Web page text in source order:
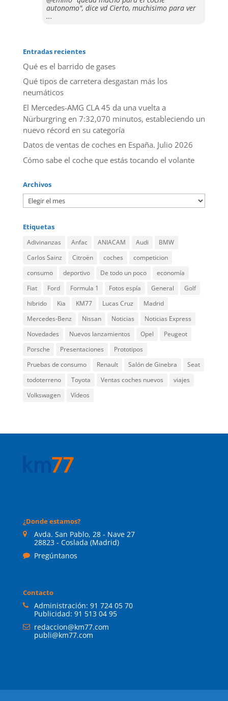
autonomo", dice vd Cierto, muchisimo para ver
...
Entradas recientes
Qué es el barrido de gases
Qué tipos de carretera desgastan más los
neumáticos
El Mercedes-AMG CLA 45 da una vuelta a
Nürburgring en 7:32,070 minutos, estableciendo un
nuevo récord en su categoría
Datos de ventas de coches en España. Julio 2026
​Cómo sabe el coche que estás tocando el volante
Archivos
Etiquetas
Adivinanzas Anfac ANIACAM Audi
BMW
Carlos Sainz
Citroën coches
competicion
consumo
deportivo De todo un poco
economía
Fiat
Ford Formula 1 Fotos espía General
Golf
hibrido
Kia KM77 Lucas Cruz
Madrid
Mercedes-Benz
Nissan Noticias
Noticias Express
Novedades
Nuevos lanzamientos Opel
Peugeot
Porsche
Presentaciones
Prototipos
Pruebas de consumo
Renault Salón de Ginebra
Seat
todoterreno
Toyota Ventas coches nuevos
viajes
Volkswagen
Vídeos
¿Donde estamos?
Avda. San Pablo, 28 - Nave 27
28823 - Coslada (Madrid)
Pregúntanos
Contacto
Administración: 91 724 05 70
Publicidad: 91 513 04 95
redaccion@km77.com
publi@km77.com